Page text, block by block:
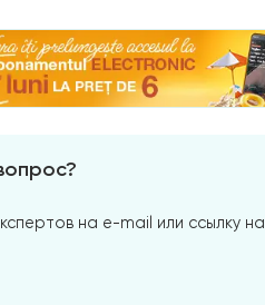
на e-mail или ссылку на